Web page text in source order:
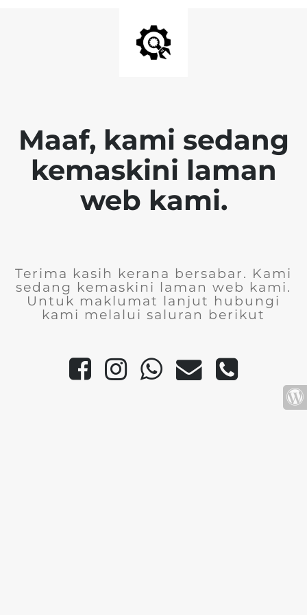
Maaf, kami sedang
kemaskini laman
web kami.
Terima kasih kerana bersabar. Kami
sedang kemaskini laman web kami.
Untuk maklumat lanjut hubungi
kami melalui saluran berikut